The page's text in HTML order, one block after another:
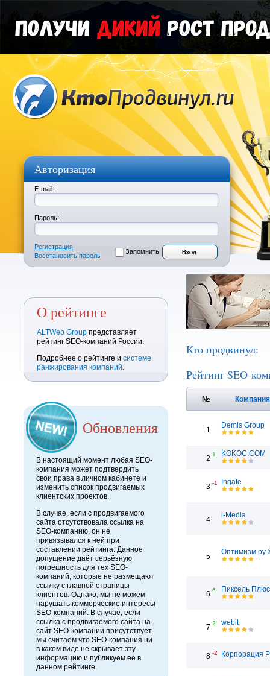
Авторизация
E-mail:
Пароль:
Регистрация
Восстановить пароль
Запомнить
О рейтинге
ALTWeb Group представляет
рейтинг SEO-компаний России.
Подробнее о рейтинге и системе
ранжирования компаний.
Обновления
В настоящий момент любая SEO-
компания может подтвердить
свои права в личном кабинете и
изменить список продвигаемых
клиентских проектов.
В случае, если с продвигаемого
сайта отсутствовала ссылка на
SEO-компанию, он не
привязывался к ней при
составлении рейтинга. Данное
допущение даёт серьёзную
погрешность для тех SEO-
компаний, которые не размещают
ссылку с главной страницы
клиентов. Однако, мы не можем
нарушать коммерческие интересы
SEO-компаний. В случае, если
ссылка с продвигаемого сайта на
сайт SEO-компании присутствует,
мы считаем что SEO-компания ни
в каком виде не скрывает эту
информацию и публикуем её в
данном рейтинге.
Кто продвинул:
Рейтинг SEO-
№
1
Demis Group
2 1 KOKOC.COM
3 -1 Ingate
4
i-Media
5
Оптимизм.ру
6 6 Пиксель Плюс
7 2 webit
8 -2 Корпорация